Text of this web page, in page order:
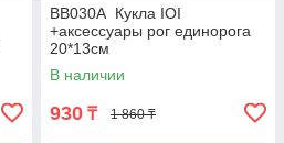
BB030A Кукла IOI
+аксессуары рог единорога
20*13см
В наличии
930 ₸ 1 860 ₸